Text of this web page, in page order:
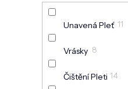
Jizvy Po Akné 3
Začervenání
Pigmentové
Unavená Pleť 11
Vrásky 8
Čištění Pleti 14